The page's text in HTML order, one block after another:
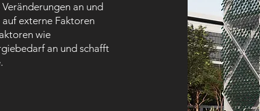
an und
externe Faktoren
wie
an und schafft